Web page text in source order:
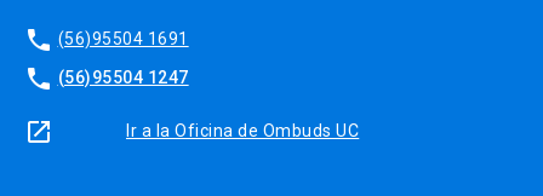
dimensionar económica, social y culturalmente
el contexto de intervención de la solución.
Identificar arquetipos de usuario para analizar e
phone (56)95504 1691
phone (56)95504 1247
launch Ir a la Oficina de Ombuds UC